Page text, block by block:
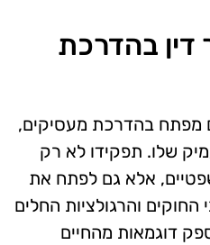
דין בהדרכת
מפתח בהדרכת מעסיקים,
שלו. תפקידו לא רק
אלא גם לפתח את
והרגולציות החלים
דוגמאות מהחיים